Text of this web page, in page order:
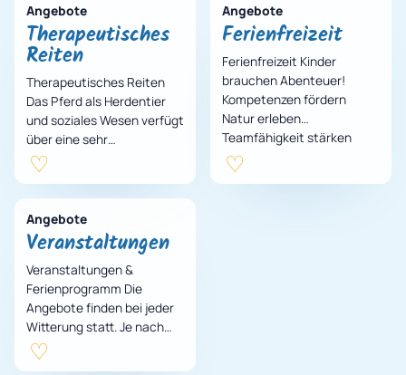
Angebote
Therapeutisches
Reiten
Therapeutisches Reiten
Das Pferd als Herdentier
und soziales Wesen verfügt
über eine sehr
differenzierte
Körpersprache und ein
feines Gespür für sein
Gegenüber…
Angebote
Ferienfreizeit
Ferienfreizeit Kinder
brauchen Abenteuer!
Kompetenzen fördern
Natur erleben
Teamfähigkeit stärken
Kontakt mit Tieren
aufnehmen
Angebote
Veranstaltungen
Veranstaltungen &
Ferienprogramm Die
Angebote finden bei jeder
Witterung statt. Je nach
Veranstaltung bieten wir
bei sehr schlechtem